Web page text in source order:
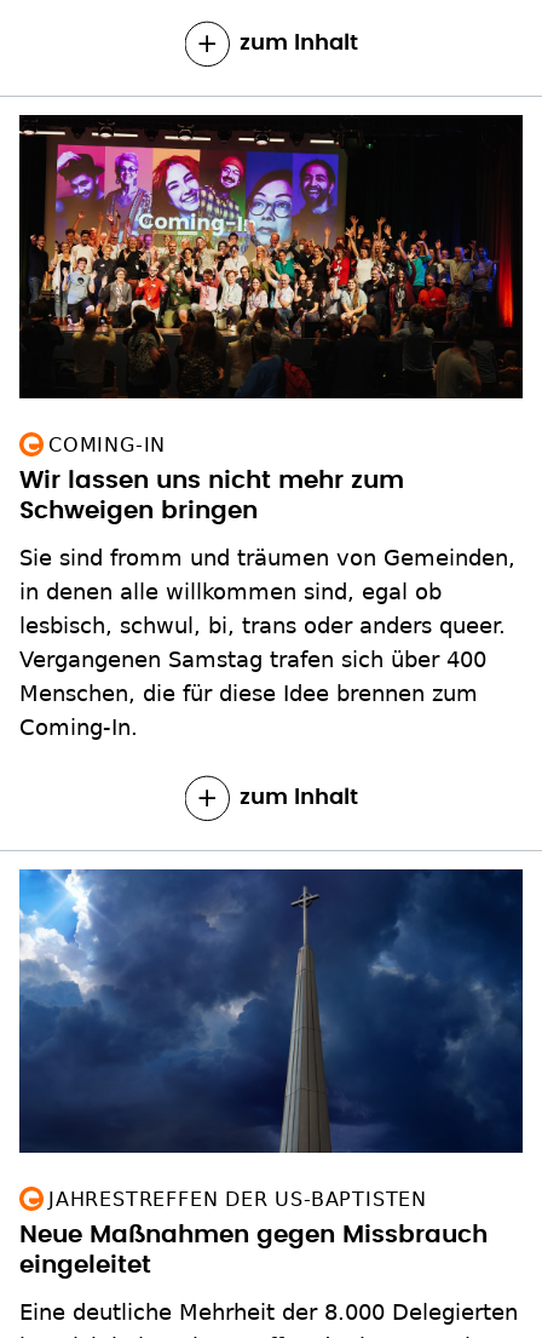
zum Inhalt
COMING-IN
Wir lassen uns nicht mehr zum
Schweigen bringen
Sie sind fromm und träumen von Gemeinden,
in denen alle willkommen sind, egal ob
lesbisch, schwul, bi, trans oder anders queer.
Vergangenen Samstag trafen sich über 400
Menschen, die für diese Idee brennen zum
Coming-In.
zum Inhalt
JAHRESTREFFEN DER US-BAPTISTEN
Neue Maßnahmen gegen Missbrauch
eingeleitet
Eine deutliche Mehrheit der 8.000 Delegierten